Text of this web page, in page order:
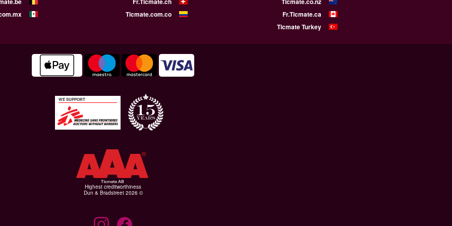
Fr.Ticmate.ca
Ticmate.com.co
Ticmate Turkey
WE SUPPORT
Highest creditworthiness
© Dun & Bradstreet 2026